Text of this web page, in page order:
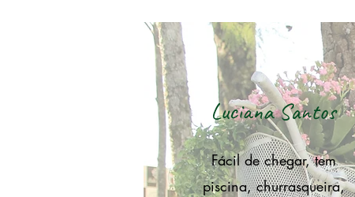
Luciana Santos
Fácil de chegar, tem
piscina, churrasqueira,